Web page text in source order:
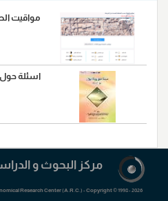
مواقيت
اسئلة حول
مرکز البحوث و
Research Center (A.R.C.) - Copyright © 1998 - 2026